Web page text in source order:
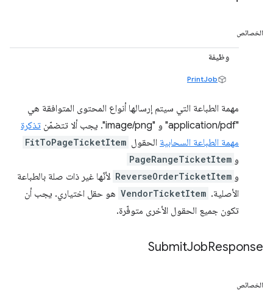
الخصائص
وظيفة
PrintJob
مهمة الطباعة التي سيتم إرسالها أنواع المحتوى المتوافقة هي
"application/pdf" و "image/png". يجب ألا تتضمّن
تذكرة
مهمة الطباعة السحابية الحقول FitToPageTicketItem
و PageRangeTicketItem
و ReverseOrderTicketItem لأنّها غير ذات صلة بالطباعة
الأصلية. VendorTicketItem هو حقل اختياري. يجب أن
تكون جميع الحقول الأخرى متوفّرة.
SubmitJobResponse
الخصائص